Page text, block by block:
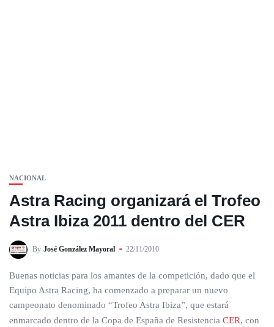
NACIONAL
Astra Racing organizará el Trofeo
Astra Ibiza 2011 dentro del CER
By José González Mayoral 22/11/2010
Buenas noticias para los amantes de la competición, dado que el
Equipo Astra Racing, ha comenzado a preparar un nuevo
campeonato denominado “Trofeo Astra Ibiza”, que estará
enmarcado dentro de la Copa de España de Resistencia CER, con